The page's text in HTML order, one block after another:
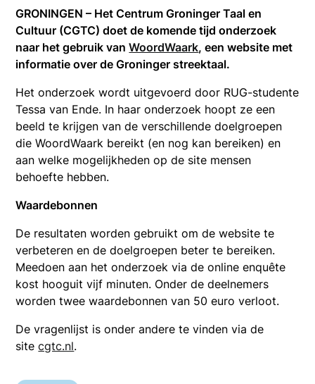
GRONINGEN – Het Centrum Groninger Taal en
Cultuur (CGTC) doet de komende tijd onderzoek
naar het gebruik vanWoordWaark, een website met
informatie over de Groninger streektaal.
Het onderzoek wordt uitgevoerd door RUG-studente
Tessa van Ende. In haar onderzoek hoopt ze een
beeld te krijgen van de verschillende doelgroepen
die WoordWaark bereikt (en nog kan bereiken) en
aan welke mogelijkheden op de site mensen
behoefte hebben.
Waardebonnen
De resultaten worden gebruikt om de website te
verbeteren en de doelgroepen beter te bereiken.
Meedoen aan het onderzoek via de online enquête
kost hooguit vijf minuten. Onder de deelnemers
worden twee waardebonnen van 50 euro verloot.
De vragenlijst is onder andere te vinden via de
sitecgtc.nl.